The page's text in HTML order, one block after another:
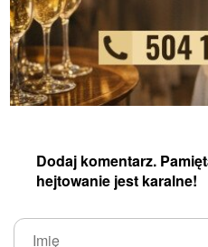
Dodaj komentarz.
hejtowanie jest karalne!